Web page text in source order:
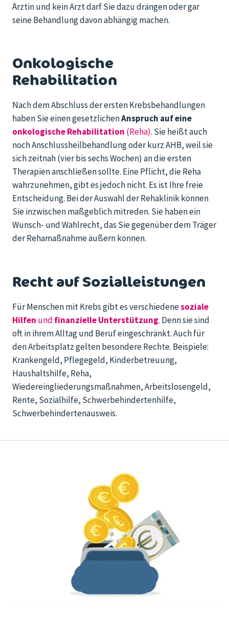
Ärztin und keinArzt darf Sie dazu drängen oder gar
seine Behandlung davon abhängig machen.
Onkologische
Rehabilitation
Nach dem Abschluss der ersten Krebsbehandlungen
haben Sie einengesetzlichenAnspruch auf eine
onkologische Rehabilitation (Reha). Sie heißt auch
noch Anschlussheilbehandlung oder kurz AHB, weil sie
sich zeitnah(vier bis sechs Wochen) an dieersten
Therapien anschließensollte. Eine Pflicht, die Reha
wahrzunehmen, gibt es jedoch nicht. Es ist Ihre freie
Entscheidung. Bei der Auswahl der Rehaklinik können
Sieinzwischenmaßgeblich mitreden. Sie haben ein
Wunsch- und Wahlrecht, das Sie gegenüber dem Träger
der Rehamaßnahme äußern können.
Recht auf Sozialleistungen
Für Menschen mit Krebs gibt es verschiedenesoziale
Hilfen und finanzielle Unterstützung. Denn sie sind
oft in ihrem Alltag und Beruf eingeschränkt.Auchfür
denArbeitsplatz gelten besondere Rechte. Beispiele:
Krankengeld, Pflegegeld, Kinderbetreuung,
Haushaltshilfe, Reha,
Wiedereingliederungsmaßnahmen,Arbeitslosengeld,
Rente, Sozialhilfe, Schwerbehindertenhilfe,
Schwerbehindertenausweis.